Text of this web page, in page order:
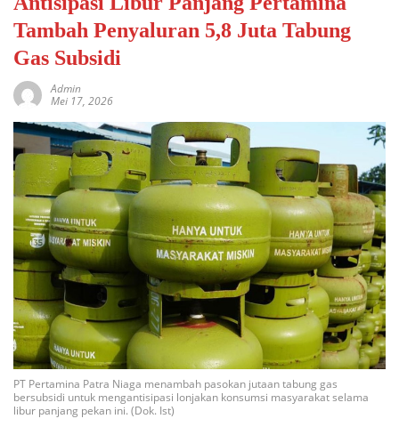
Tambah Penyaluran 5,8 Juta Tabung
Gas Subsidi
Admin
Mei 17, 2026
PT Pertamina Patra Niaga menambah pasokan jutaan tabung gas
bersubsidi untuk mengantisipasi lonjakan konsumsi masyarakat selama
libur panjang pekan ini. (Dok. Ist)